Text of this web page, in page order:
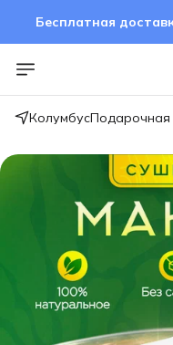
Бесплатная
КолумбусПодарочная